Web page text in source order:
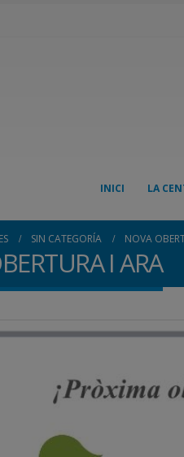
INICI LA
SIN CATEGORÍA NOVA
I ARA